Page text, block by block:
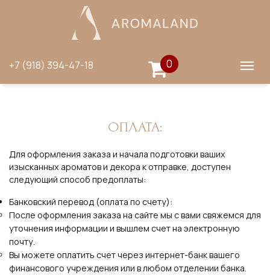
+7 (918) 394-47-18 0
ОПЛАТА:
Для оформления заказа и начала подготовки ваших
изысканных ароматов и декора к отправке, доступен
следующий способ предоплаты:
Банковский перевод (оплата по счету):
После оформления заказа на сайте мы с вами свяжемся для
уточнения информации и вышлем счет на электронную
почту.
Вы можете оплатить счет через интернет-банк вашего
финансового учреждения или в любом отделении банка.